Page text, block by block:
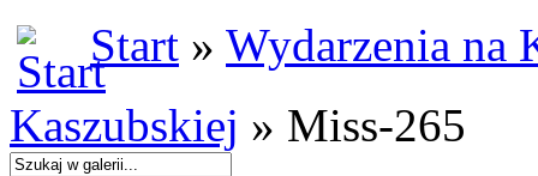
Start » Wydarzenia na
Kaszubskiej » Miss-265